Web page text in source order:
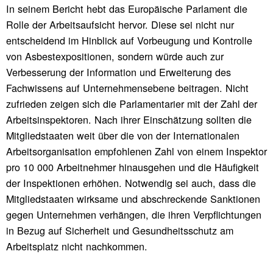
In seinem Bericht hebt das Europäische Parlament die
Rolle der Arbeitsaufsicht hervor. Diese sei nicht nur
entscheidend im Hinblick auf Vorbeugung und Kontrolle
von Asbestexpositionen, sondern würde auch zur
Verbesserung der Information und Erweiterung des
Fachwissens auf Unternehmensebene beitragen. Nicht
zufrieden zeigen sich die Parlamentarier mit der Zahl der
Arbeitsinspektoren. Nach ihrer Einschätzung sollten die
Mitgliedstaaten weit über die von der Internationalen
Arbeitsorganisation empfohlenen Zahl von einem Inspektor
pro 10 000 Arbeitnehmer hinausgehen und die Häufigkeit
der Inspektionen erhöhen. Notwendig sei auch, dass die
Mitgliedstaaten wirksame und abschreckende Sanktionen
gegen Unternehmen verhängen, die ihren Verpflichtungen
in Bezug auf Sicherheit und Gesundheitsschutz am
Arbeitsplatz nicht nachkommen.